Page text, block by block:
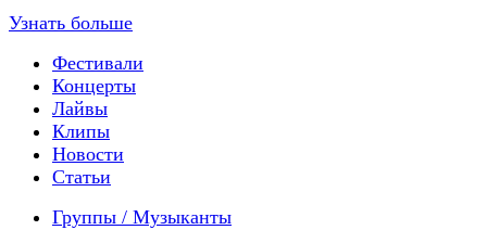
Узнать больше
Фестивали
Концерты
Лайвы
Клипы
Новости
Статьи
Группы / Музыканты